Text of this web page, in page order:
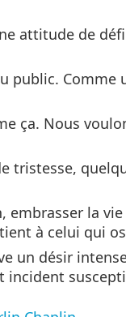
attitude de
public. Comme
ça. Nous
tristesse,
embrasser la
à celui qui
un désir
incident